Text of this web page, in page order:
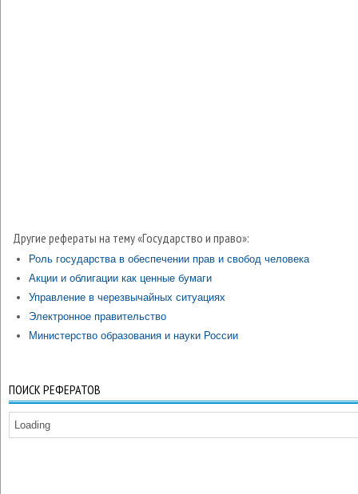
Другие рефераты на тему «Государство и право»:
Роль государства в обеспечении прав и свобод человека
Акции и облигации как ценные бумаги
Управление в черезвычайных ситуациях
Электронное правительство
Министерство образования и науки России
ПОИСК РЕФЕРАТОВ
Loading